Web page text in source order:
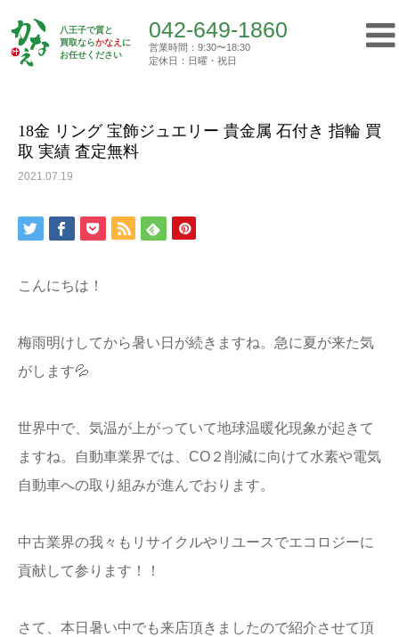
八王子で質と
買取ならかなえ に
お任せください
042-649-1860
営業時間：9:30〜18:30
定休日：日曜・祝日
Top 買取実績 18金 リング 宝飾ジュエリー 貴金属 …
18金 リング 宝飾ジュエリー 貴金属 石付き 指輪 買
取 実績 査定無料
2021.07.19
こんにちは！
梅雨明けしてから暑い日が続きますね。急に夏が来た気
がします💦
世界中で、気温が上がっていて地球温暖化現象が起きて
ますね。自動車業界では、CO２削減に向けて水素や電気
自動車への取り組みが進んでおります。
中古業界の我々もリサイクルやリユースでエコロジーに
貢献して参ります！！
さて、本日暑い中でも来店頂きましたので紹介させて頂
トップ
ご挨拶
プライバシー
ポリシー
Q&A